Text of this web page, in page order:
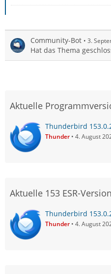
Community-Bot 3.
Hat das Thema
Aktuelle
Thunderbird
Thunder 4. August
Aktuelle 153 ESR-Version
Thunderbird
Thunder 4. August